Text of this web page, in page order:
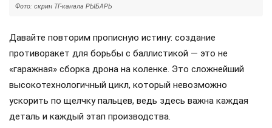
Фото: скрин ТГ-канала РЫБАРЬ
Давайте повторим прописную истину: создание
противоракет для борьбы с баллистикой — это не
«гаражная» сборка дрона на коленке. Это сложнейший
высокотехнологичный цикл, который невозможно
ускорить по щелчку пальцев, ведь здесь важна каждая
деталь и каждый этап производства.